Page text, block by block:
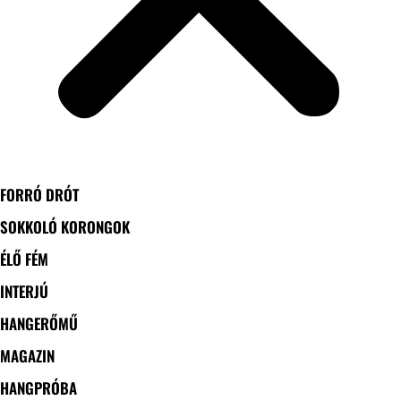
FORRÓ DRÓT
SOKKOLÓ KORONGOK
ÉLŐ FÉM
INTERJÚ
HANGERŐMŰ
MAGAZIN
HANGPRÓBA